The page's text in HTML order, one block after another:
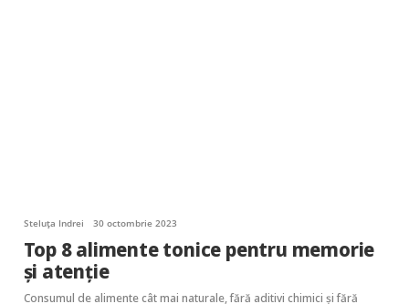
Steluța Indrei 30 octombrie 2023
Top 8 alimente tonice pentru memorie
și atenție
Consumul de alimente cât mai naturale, fără aditivi chimici și fără